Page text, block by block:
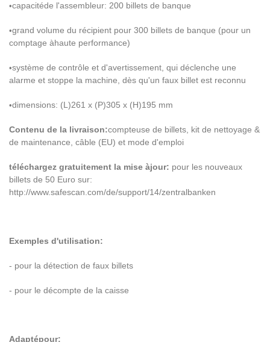
•capacitéde l'assembleur: 200 billets de banque
•grand volume du récipient pour 300 billets de banque (pour un
comptage àhaute performance)
•système de contrôle et d'avertissement, qui déclenche une
alarme et stoppe la machine, dès qu'un faux billet est reconnu
•dimensions: (L)261 x (P)305 x (H)195 mm
Contenu de la livraison:compteuse de billets, kit de nettoyage &
de maintenance, câble (EU) et mode d'emploi
téléchargez gratuitement la mise àjour: pour les nouveaux
billets de 50 Euro sur:
http://www.safescan.com/de/support/14/zentralbanken
Exemples d'utilisation:
- pour la détection de faux billets
- pour le décompte de la caisse
Adaptépour: